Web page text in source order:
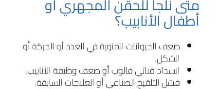
متى نلجأ للحقن المجهري أو
أطفال الأنابيب؟
ضعف الحيوانات المنوية في العدد أو الحركة أو
الشكل.
انسداد قناتي فالوب أو ضعف وظيفة الأنابيب.
فشل التلقيح الصناعي أو العلاجات السابقة.